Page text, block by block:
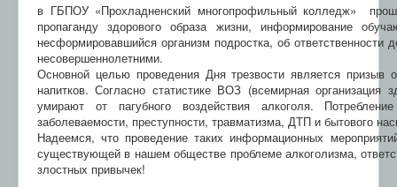
в ГБПОУ «Прохладненский многопрофильный колледж»
пропаганду здорового образа жизни, информирование
несформировавшийся организм подростка, об ответственности
несовершеннолетними.
Основной целью проведения Дня трезвости является призыв
напитков. Согласно статистике ВОЗ (всемирная
умирают от пагубного воздействия алкоголя.
заболеваемости, преступности, травматизма, ДТП и бытового
Надеемся, что проведение таких информационных
существующей в нашем обществе проблеме алкоголизма,
злостных привычек!